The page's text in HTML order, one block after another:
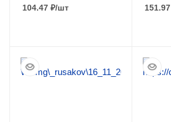
104.47 ₽/шт 151.97